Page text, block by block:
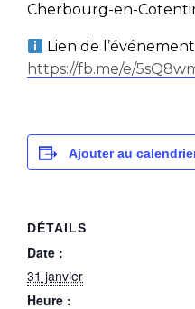
Cherbourg-en-
Lien de l’événement
https://fb.me/e/
Ajouter au
DÉTAILS
Date :
31 janvier
Heure :